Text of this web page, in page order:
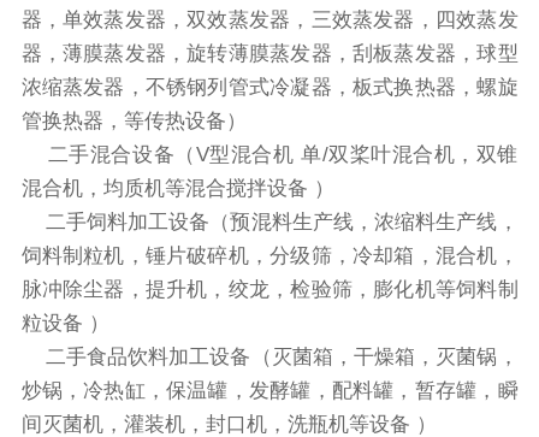
器，单效蒸发器，双效蒸发器，三效蒸发器，四效蒸发
器，薄膜蒸发器，旋转薄膜蒸发器，刮板蒸发器，球型
浓缩蒸发器，不锈钢列管式冷凝器，板式换热器，螺旋
管换热器，等传热设备）
二手混合设备（V型混合机 单/双桨叶混合机，双锥
混合机，均质机等混合搅拌设备 ）
二手饲料加工设备（预混料生产线，浓缩料生产线，
饲料制粒机，锤片破碎机，分级筛，冷却箱，混合机，
脉冲除尘器，提升机，绞龙，检验筛，膨化机等饲料制
粒设备 ）
二手食品饮料加工设备（灭菌箱，干燥箱，灭菌锅，
炒锅，冷热缸，保温罐，发酵罐，配料罐，暂存罐，瞬
间灭菌机，灌装机，封口机，洗瓶机等设备 ）